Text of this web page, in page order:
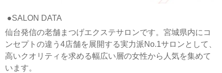
●SALON DATA
仙台発信の老舗まつげエクステサロンです。宮城県内にコ
ンセプトの違う4店舗を展開する実力派No.1サロンとして、
高いクオリティを求める幅広い層の女性から人気を集めて
います。